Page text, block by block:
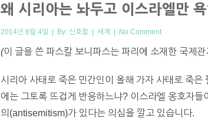
왜 시리아는 놔두고 이스라엘만
2014년 8월 4일 | By: 신호철 | 세계 | No Comment
(이 글을 쓴 파스칼 보니파스는 파리에 소재한 국제
시리아 사태로 죽은 민간인이 올해 가자 사태로 죽
에는 그토록 뜨겁게 반응하느냐? 이스라엘 옹호자
의(antisemitism)가 있다는 의심을 깔고 있습니다.